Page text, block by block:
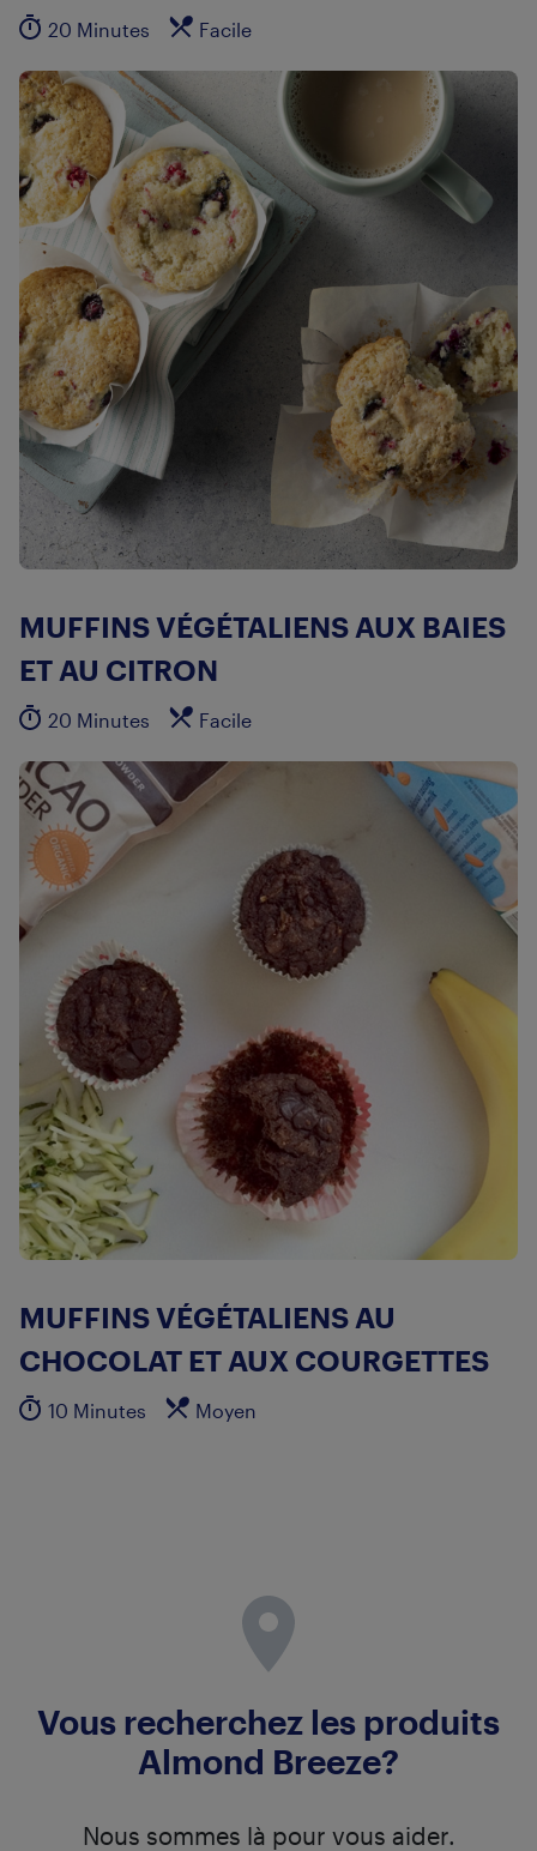
20 Minutes Facile
MUFFINS VÉGÉTALIENS AUX BAIES
ET AU CITRON
20 Minutes Facile
MUFFINS VÉGÉTALIENS AU
CHOCOLAT ET AUX COURGETTES
10 Minutes Moyen
Vous recherchez les produits
Almond Breeze?
Nous sommes là pour vous aider.